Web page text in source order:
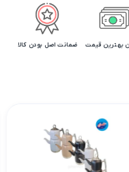
بهترین قیمت ضمانت اصل بودن کالا